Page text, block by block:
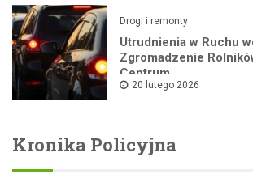
Drogi i remonty
Utrudnienia w Ruchu
Zgromadzenie
Centrum
20 lutego 2026
Kronika Policyjna